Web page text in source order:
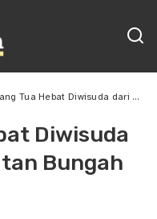
Hebat Diwisuda dari SOTH Kecamatan Bungah Gresik
Diwisuda
Bungah